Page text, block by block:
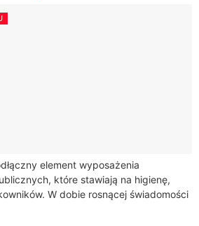
element wyposażenia
które stawiają na higienę,
W dobie rosnącej świadomości
i efektywnego zarządzania